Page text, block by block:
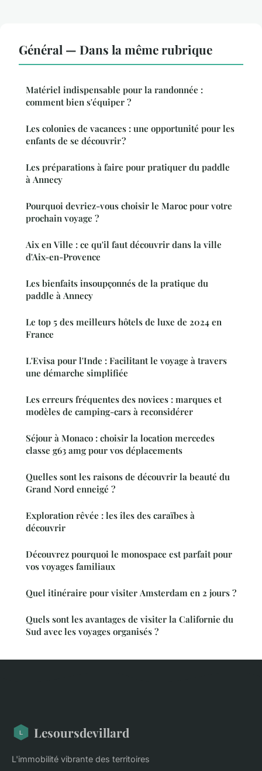
Général — Dans la même rubrique
Matériel indispensable pour la randonnée :
comment bien s'équiper ?
Les colonies de vacances : une opportunité pour les
enfants de se découvrir ?
Les préparations à faire pour pratiquer du paddle
à Annecy
Pourquoi devriez-vous choisir le Maroc pour votre
prochain voyage ?
Aix en Ville : ce qu'il faut découvrir dans la ville
d'Aix-en-Provence
Les bienfaits insoupçonnés de la pratique du
paddle à Annecy
Le top 5 des meilleurs hôtels de luxe de 2024 en
France
L'Evisa pour l'Inde : Facilitant le voyage à travers
une démarche simplifiée
Les erreurs fréquentes des novices : marques et
modèles de camping-cars à reconsidérer
Séjour à Monaco : choisir la location mercedes
classe g63 amg pour vos déplacements
Quelles sont les raisons de découvrir la beauté du
Grand Nord enneigé ?
Exploration rêvée : les îles des caraïbes à
découvrir
Découvrez pourquoi le monospace est parfait pour
vos voyages familiaux
Quel itinéraire pour visiter Amsterdam en 2 jours ?
Quels sont les avantages de visiter la Californie du
Sud avec les voyages organisés ?
Lesoursdevillard
L'immobilité vibrante des territoires